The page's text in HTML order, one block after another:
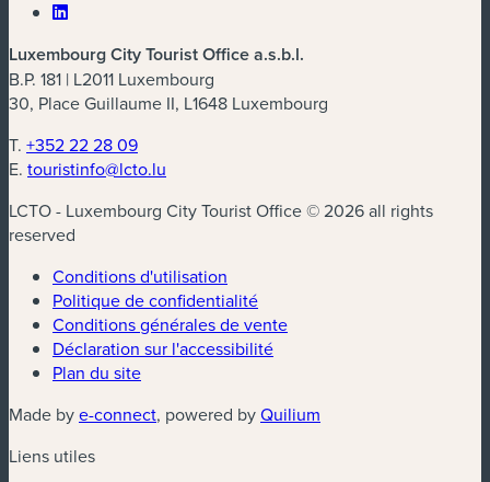
Luxembourg City Tourist Office a.s.b.l.
B.P. 181 | L2011 Luxembourg
30, Place Guillaume II, L1648 Luxembourg
T. +352 22 28 09
E. touristinfo@lcto.lu
LCTO - Luxembourg City Tourist Office © 2026 all rights
reserved
Conditions d'utilisation
Politique de confidentialité
Conditions générales de vente
Déclaration sur l'accessibilité
Plan du site
Made bye-connect(nouvelle fenêtre)
, powered byQuilium
Liens utiles